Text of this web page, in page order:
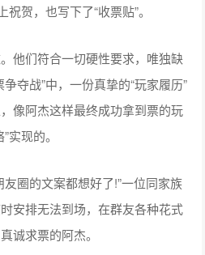
贺，也写下了“收票贴”。
他们符合一切硬性要求，唯独缺
夺战”中，一份真挚的“玩家履历”
像阿杰这样最终成功拿到票的玩
实现的。
圈的文案都想好了!”一位同家族
安排无法到场，在群友各种花式
诚求票的阿杰。